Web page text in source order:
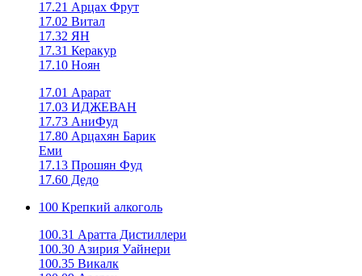
17.21 Арцах Фрут
17.02 Витал
17.32 ЯН
17.31 Керакур
17.10 Ноян
17.01 Арарат
17.03 ИДЖЕВАН
17.73 АниФуд
17.80 Арцахян Барик
Еми
17.13 Прошян Фуд
17.60 Дедо
100 Крепкий алкоголь
100.31 Аратта Дистиллери
100.30 Азирия Уайнери
100.35 Викалк